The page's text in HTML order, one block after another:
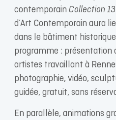
contemporain Collection 13
d’Art Contemporain aura
dans le bâtiment historique
programme : présentation
artistes travaillant à
photographie, vidéo,
guidée, gratuit, sans
En parallèle, animations